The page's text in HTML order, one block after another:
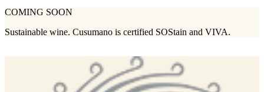
COMING SOON
Sustainable wine. Cusumano is certified SOStain and VIVA.